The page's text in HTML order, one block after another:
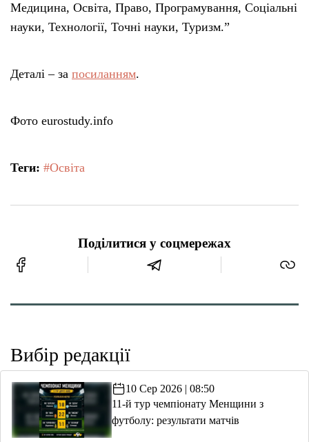
Медицина, Освіта, Право, Програмування, Соціальні
науки, Технології, Точні науки, Туризм.”
Деталі – за посиланням.
Фото eurostudy.info
Теги: #Освіта
Поділитися у соцмережах
Вибір редакції
10 Сер 2026 | 08:50
11-й тур чемпіонату Менщини з
футболу: результати матчів